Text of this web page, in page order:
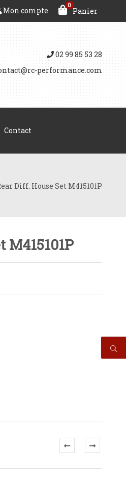
0
Panier
Mon compte
02 99 85 53 28
performance.com
Contact
Diff. House Set M415101P
M415101P